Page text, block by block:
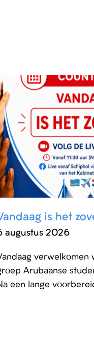
is het
augustus 2026
verwelkomen
Arubaanse
een lange